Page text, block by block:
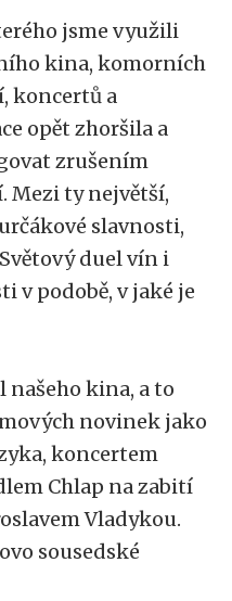
jsme využili
kina, komorních
koncertů a
opět zhoršila a
zrušením
Mezi ty největší,
slavnosti,
duel vín i
v podobě, v jaké je
našeho kina, a to
novinek jako
koncertem
Chlap na zabití
Vladykou.
sousedské